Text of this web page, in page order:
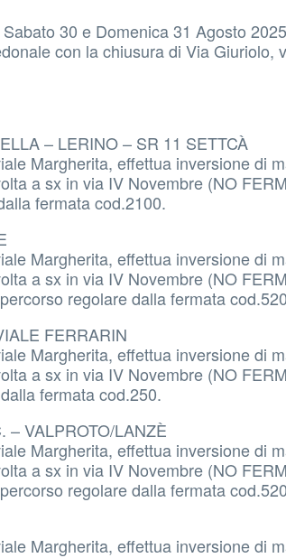
30 e Domenica 31 Agosto
con la chiusura di Via Giuriolo,
– LERINO – SR 11 SETTCÀ
Margherita, effettua inversione di
a sx in via IV Novembre (NO
fermata cod.2100.
Margherita, effettua inversione di
a sx in via IV Novembre (NO
regolare dalla fermata
FERRARIN
Margherita, effettua inversione di
a sx in via IV Novembre (NO
fermata cod.250.
– VALPROTO/LANZÈ
Margherita, effettua inversione di
a sx in via IV Novembre (NO
regolare dalla fermata
Margherita, effettua inversione di